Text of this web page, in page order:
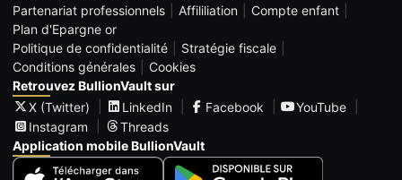
Partenariat professionnels
Affililiation
Compte enfant
Plan d'Epargne or
Politique de confidentialité
Stratégie fiscale
Conditions générales
Cookies
Retrouvez BullionVault sur
X (Twitter)
LinkedIn Facebook
YouTube
Instagram
Threads
Application mobile BullionVault